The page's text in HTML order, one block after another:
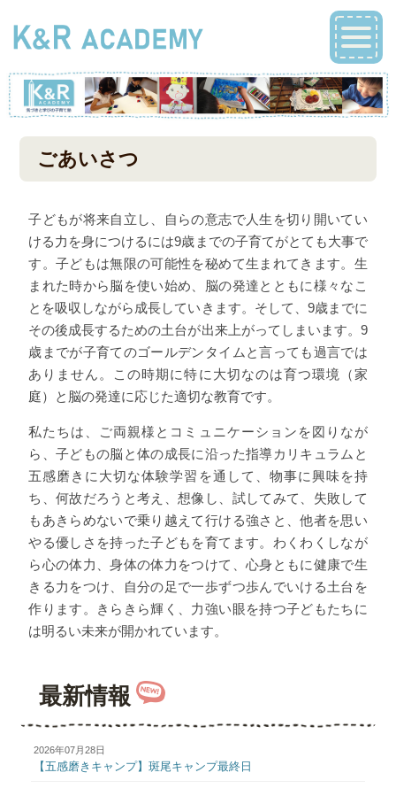
ごあいさつ
子どもが将来自立し、自らの意志で人生を切り開いてい
ける力を身につけるには9歳までの子育てがとても大事で
す。子どもは無限の可能性を秘めて生まれてきます。生
まれた時から脳を使い始め、脳の発達とともに様々なこ
とを吸収しながら成長していきます。そして、9歳までに
その後成長するための土台が出来上がってしまいます。9
歳までが子育てのゴールデンタイムと言っても過言では
ありません。この時期に特に大切なのは育つ環境（家
庭）と脳の発達に応じた適切な教育です。
私たちは、ご両親様とコミュニケーションを図りなが
ら、子どもの脳と体の成長に沿った指導カリキュラムと
五感磨きに大切な体験学習を通して、物事に興味を持
ち、何故だろうと考え、想像し、試してみて、失敗して
もあきらめないで乗り越えて行ける強さと、他者を思い
やる優しさを持った子どもを育てます。わくわくしなが
ら心の体力、身体の体力をつけて、心身ともに健康で生
きる力をつけ、自分の足で一歩ずつ歩んでいける土台を
作ります。きらきら輝く、力強い眼を持つ子どもたちに
は明るい未来が開かれています。
最新情報
2026年07月28日
【五感磨きキャンプ】斑尾キャンプ最終日